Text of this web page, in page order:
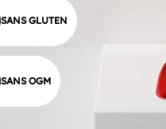
SANS GLUTEN
SANS OGM